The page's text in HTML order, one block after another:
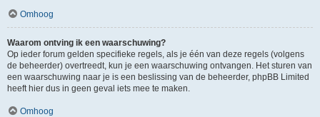
Omhoog
Waarom ontving ik een waarschuwing?
Op ieder forum gelden specifieke regels, als je één van deze regels (volgens
de beheerder) overtreedt, kun je een waarschuwing ontvangen. Het sturen van
een waarschuwing naar je is een beslissing van de beheerder, phpBB Limited
heeft hier dus in geen geval iets mee te maken.
Omhoog